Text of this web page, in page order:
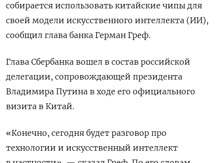
собирается использовать китайские чипы для
своей модели искусственного интеллекта (ИИ),
сообщил глава банка Герман Греф.
Глава Сбербанка вошел ‌в состав российской
делегации, сопровождающей президента
Владимира Путина в ходе его официального
визита в Китай.
«Конечно, сегодня будет разговор про
технологии и искусственный интеллект